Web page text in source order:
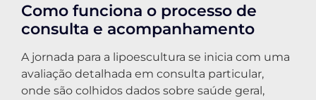
Como funciona o processo de
consulta e acompanhamento
A jornada para a lipoescultura se inicia com uma
avaliação detalhada em consulta particular,
onde são colhidos dados sobre saúde geral,